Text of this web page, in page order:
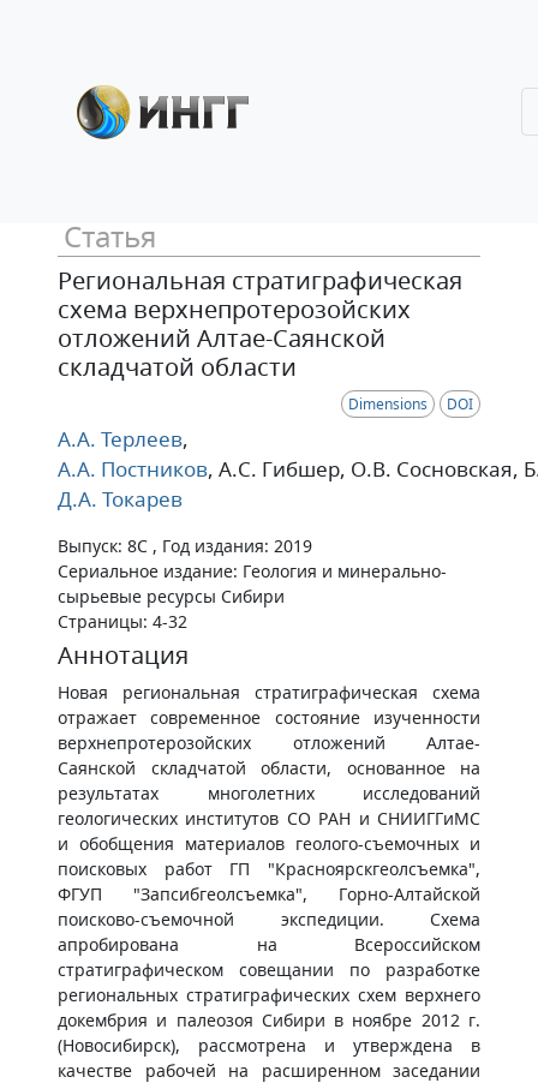
Статья
Региональная стратиграфическая
схема верхнепротерозойских
отложений Алтае-Саянской
складчатой области
Dimensions DOI
А.А. Терлеев,
А.А. Постников, А.С. Гибшер, О.В. Сосновская,
Д.А. Токарев
Выпуск: 8C , Год издания: 2019
Сериальное издание: Геология и минерально-
сырьевые ресурсы Сибири
Страницы: 4-32
Аннотация
Новая региональная стратиграфическая схема
отражает современное состояние изученности
верхнепротерозойских отложений Алтае-
Саянской складчатой области, основанное на
результатах многолетних исследований
геологических институтов СО РАН и СНИИГГиМС
и обобщения материалов геолого-съемочных и
поисковых работ ГП "Красноярскгеолсъемка",
ФГУП "Запсибгеолсъемка", Горно-Алтайской
поисково-съемочной экспедиции. Схема
апробирована на Всероссийском
стратиграфическом совещании по разработке
региональных стратиграфических схем верхнего
докембрия и палеозоя Сибири в ноябре 2012 г.
(Новосибирск), рассмотрена и утверждена в
качестве рабочей на расширенном заседании